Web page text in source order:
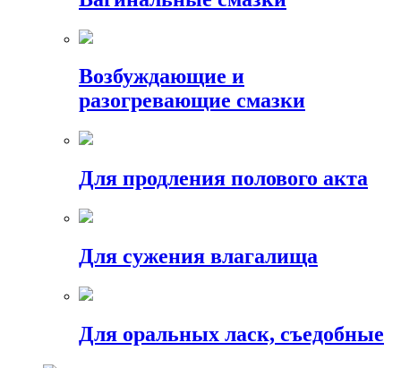
Возбуждающие и
разогревающие смазки
Для продления полового акта
Для сужения влагалища
Для оральных ласк, съедобные